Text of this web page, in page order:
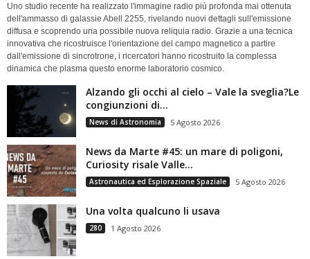
Uno studio recente ha realizzato l'immagine radio più profonda mai ottenuta
dell'ammasso di galassie Abell 2255, rivelando nuovi dettagli sull'emissione
diffusa e scoprendo una possibile nuova reliquia radio. Grazie a una tecnica
innovativa che ricostruisce l'orientazione del campo magnetico a partire
dall'emissione di sincrotrone, i ricercatori hanno ricostruito la complessa
dinamica che plasma questo enorme laboratorio cosmico.
Alzando gli occhi al cielo – Vale la sveglia?Le
congiunzioni di...
News di Astronomia 5 Agosto 2026
News da Marte #45: un mare di poligoni,
Curiosity risale Valle...
Astronautica ed Esplorazione Spaziale 5 Agosto 2026
Una volta qualcuno li usava
280 1 Agosto 2026